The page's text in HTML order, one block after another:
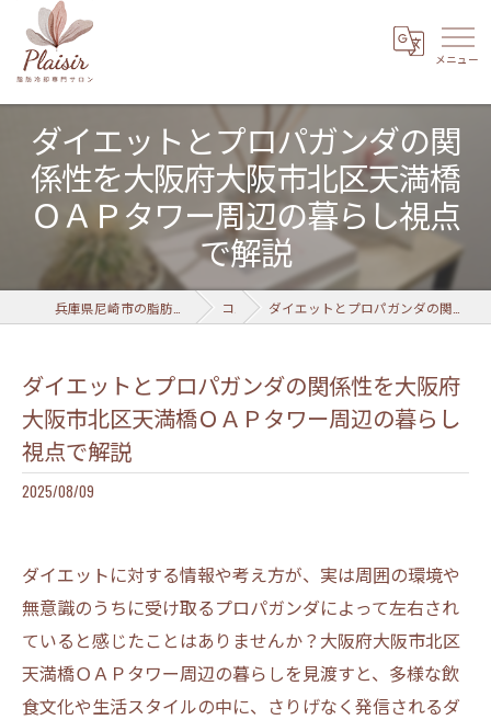
ダイエットとプロパガンダの関
係性を大阪府大阪市北区天満橋
ＯＡＰタワー周辺の暮らし視点
で解説
コラム ダイエットとプロパガンダの関係性を大阪府大阪市北区天満橋ＯＡＰタワー周辺の暮らし視点で解説
ダイエットとプロパガンダの関係性を大阪府
大阪市北区天満橋ＯＡＰタワー周辺の暮らし
視点で解説
2025/08/09
ダイエットに対する情報や考え方が、実は周囲の環境や
無意識のうちに受け取るプロパガンダによって左右され
ていると感じたことはありませんか？大阪府大阪市北区
天満橋ＯＡＰタワー周辺の暮らしを見渡すと、多様な飲
食文化や生活スタイルの中に、さりげなく発信されるダ